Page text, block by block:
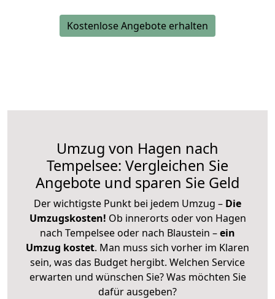
Kostenlose Angebote erhalten
Umzug von Hagen nach
Tempelsee: Vergleichen Sie
Angebote und sparen Sie Geld
Der wichtigste Punkt bei jedem Umzug – Die
Umzugskosten! Ob innerorts oder von Hagen
nach Tempelsee oder nach Blaustein –ein
Umzug kostet. Man muss sich vorher im Klaren
sein, was das Budget hergibt. Welchen Service
erwarten und wünschen Sie? Was möchten Sie
dafür ausgeben?